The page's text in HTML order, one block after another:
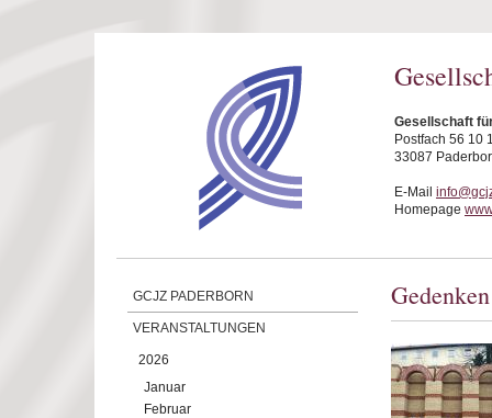
Gesellschaft
Postfach 56 10
33087
E-Mail
Homepage
GCJZ PADERBORN
VERANSTALTUNGEN
2026
Januar
Februar